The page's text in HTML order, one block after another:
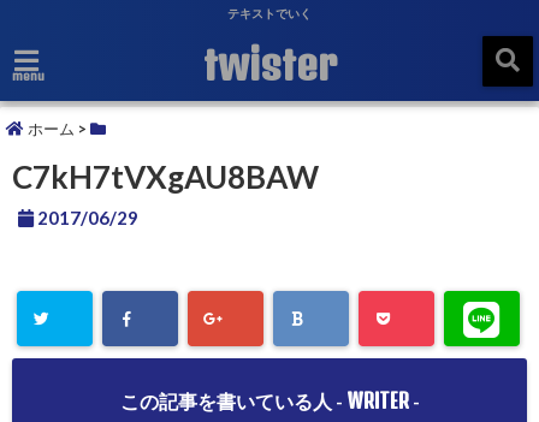
テキストでいく
menu twister
ホーム >
C7kH7tVXgAU8BAW
2017/06/29
この記事を書いている人 - WRITER-